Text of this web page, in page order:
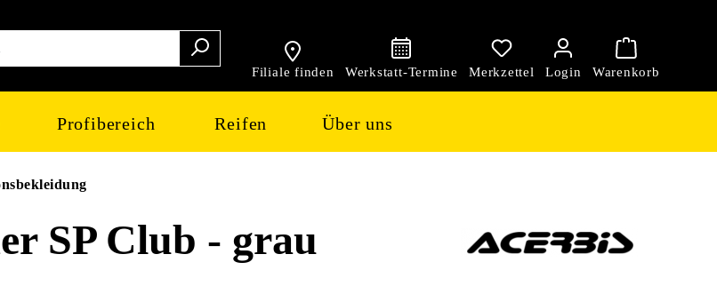
Filiale finden
Profibereich Reifen Über uns
SP Club - grau